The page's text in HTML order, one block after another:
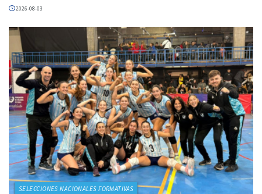
2026-08-03
SELECCIONES NACIONALES FORMATIVAS